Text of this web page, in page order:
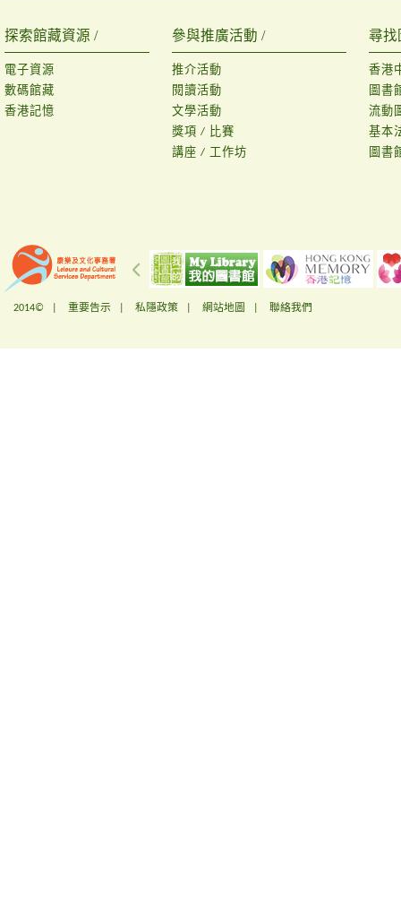
探索館藏資源 /
電子資源
數碼館藏
香港記憶
參與推廣活動 /
推介活動
閱讀活動
文學活動
獎項 / 比賽
講座 / 工作坊
尋找
香港
圖書
流動
基本
圖書
2014© | 重要告示 私隱政策 網站地圖 聯絡我們